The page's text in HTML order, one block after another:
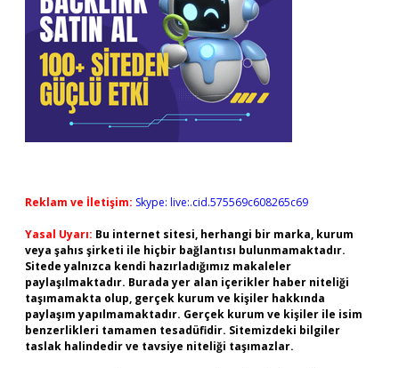
Reklam ve İletişim: Skype: live:.cid.575569c608265c69
Yasal Uyarı: Bu internet sitesi, herhangi bir marka, kurum
veya şahıs şirketi ile hiçbir bağlantısı bulunmamaktadır.
Sitede yalnızca kendi hazırladığımız makaleler
paylaşılmaktadır. Burada yer alan içerikler haber niteliği
taşımamakta olup, gerçek kurum ve kişiler hakkında
paylaşım yapılmamaktadır. Gerçek kurum ve kişiler ile isim
benzerlikleri tamamen tesadüfidir. Sitemizdeki bilgiler
taslak halindedir ve tavsiye niteliği taşımazlar.